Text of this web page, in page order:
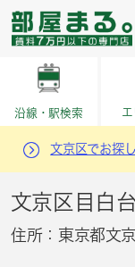
沿線・駅検索
文京区でお探
文京区目白
住所：東京都文